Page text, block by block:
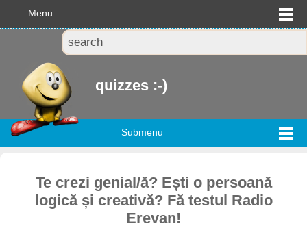
Menu
quizzes :-)
Submenu
Te crezi genial/ă? Ești o persoană
logică și creativă? Fă testul Radio
Erevan!